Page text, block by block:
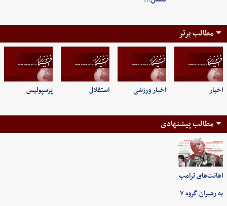
مطالب برتر
اخبار اخبار ورزشی استقلال پرسپولیس
مطالب پیشنهادی
اهانت‌های ترامپ
به رهبران گروه ۷